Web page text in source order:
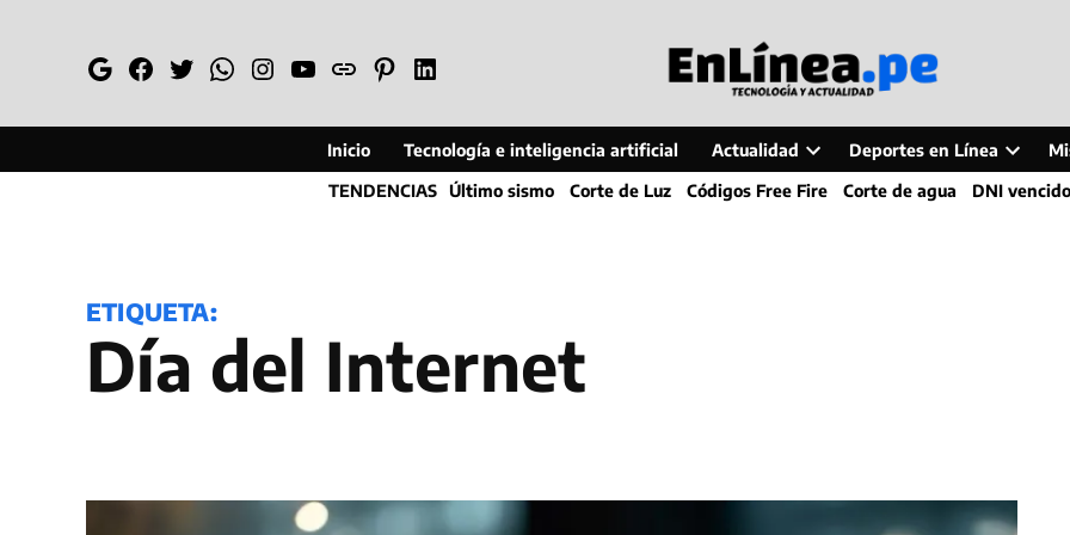
GoogleFacebook
TwitterWhatsapp
Instagram
YouTube
WebPinterestLinkedin
Inicio Tecnología e inteligencia artificial Actualidad
Open
dropdown
Deportes en Línea
Open
dropdown
TENDENCIAS Último sismo Corte de Luz Códigos Free Fire Corte de agua DNI vencido
ETIQUETA:
Día del Internet